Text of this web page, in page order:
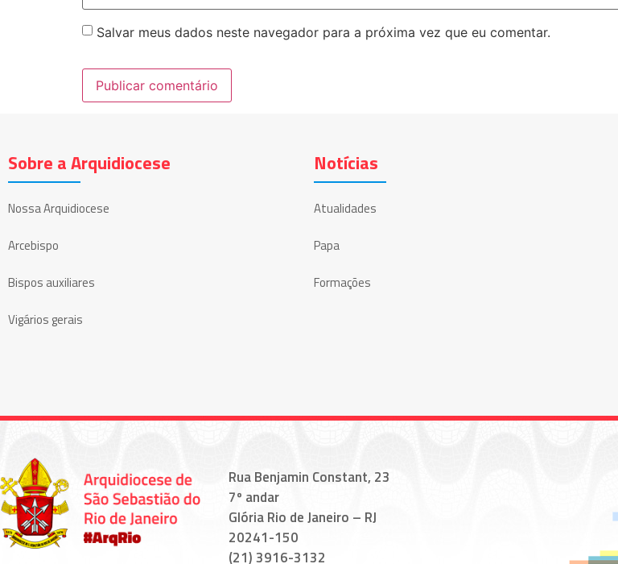
Salvar meus dados neste navegador para a próxima vez que eu comentar.
Sobre a Arquidiocese
Nossa Arquidiocese
Arcebispo
Bispos auxiliares
Vigários gerais
Notícias
Atualidades
Papa
Formações
Rua Benjamin Constant, 23
7º andar
Glória Rio de Janeiro – RJ
20241-150
(21) 3916-3132